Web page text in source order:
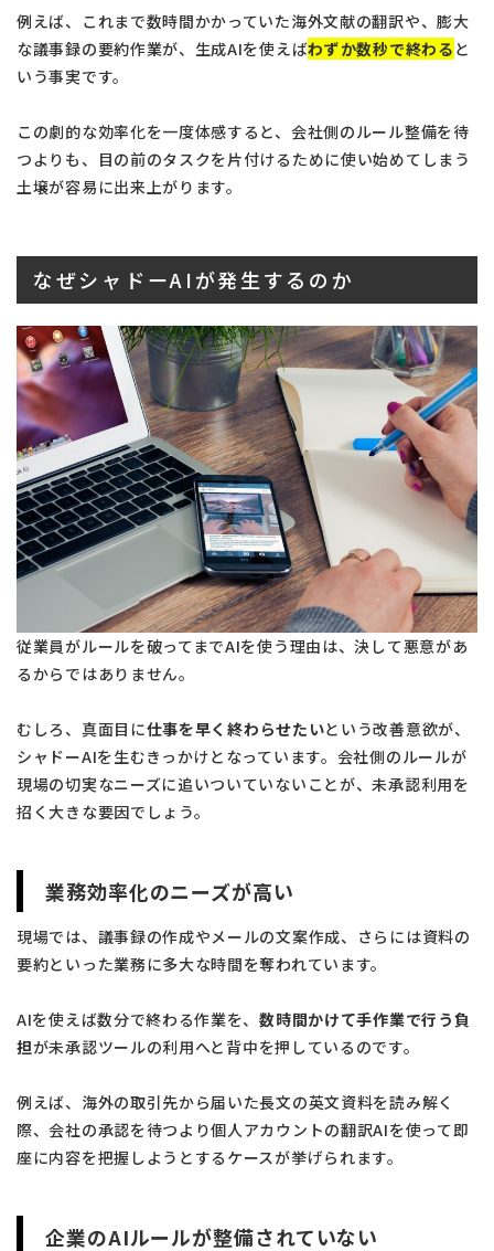
例えば、これまで数時間かかっていた海外文献の翻訳や、膨大
な議事録の要約作業が、生成AIを使えばわずか数秒で終わる と
いう事実です。
この劇的な効率化を一度体感すると、会社側のルール整備を待
つよりも、目の前のタスクを片付けるために使い始めてしまう
土壌が容易に出来上がります。
なぜシャドーAIが発生するのか
従業員がルールを破ってまでAIを使う理由は、決して悪意があ
るからではありません。
むしろ、真面目に仕事を早く終わらせたいという改善意欲が、
シャドーAIを生むきっかけとなっています。会社側のルールが
現場の切実なニーズに追いついていないことが、未承認利用を
招く大きな要因でしょう。
業務効率化のニーズが高い
現場では、議事録の作成やメールの文案作成、さらには資料の
要約といった業務に多大な時間を奪われています。
AIを使えば数分で終わる作業を、数時間かけて手作業で行う負
担が未承認ツールの利用へと背中を押しているのです。
例えば、海外の取引先から届いた長文の英文資料を読み解く
際、会社の承認を待つより個人アカウントの翻訳AIを使って即
座に内容を把握しようとするケースが挙げられます。
企業のAIルールが整備されていない